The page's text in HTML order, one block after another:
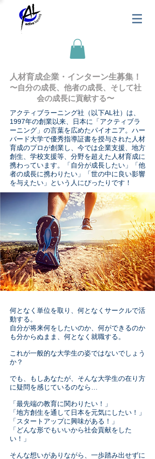
人材育成企業・インターン生募集！
〜自分の成長、他者の成長、そして社
会の成長に貢献する〜
アクティブラーニング社（以下AL社）は、
1997年の創業以来、日本に「アクティブラ
ーニング」の言葉を広めたパイオニア。ハー
バード大学で優秀指導証書を授与された人材
育成のプロが創業し、今では企業支援、地方
創生、学校支援等、分野を超えた人材育成に
携わっています。「自分が成長したい」「他
者の成長に携わりたい」「世の中に良い影響
を与えたい」という人にぴったりです！
何となく単位を取り、何となくサークルで活
動する。
自分が将来何をしたいのか、何ができるのか
も分からぬまま、何となく就職する。
これが一般的な大学生の姿ではないでしょう
か？
でも、もしあなたが、そんな大学生の在り方
に疑問を感じているのなら…
「最先端の教育に関わりたい！」
「地方創生を通して日本を元気にしたい！」
「スタートアップに興味がある！」
「どんな形でもいいから社会貢献をした
い！」
そんな想いがありながら、一歩踏み出せずに